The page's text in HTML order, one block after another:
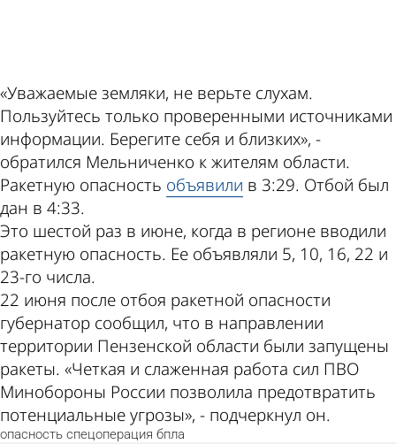
«Уважаемые земляки, не верьте слухам.
Пользуйтесь только проверенными источниками
информации. Берегите себя и близких», -
обратился Мельниченко к жителям области.
Ракетную опасность объявили в 3:29. Отбой был
дан в 4:33.
Это шестой раз в июне, когда в регионе вводили
ракетную опасность. Ее объявляли 5, 10, 16, 22 и
23-го числа.
22 июня после отбоя ракетной опасности
губернатор сообщил, что в направлении
территории Пензенской области были запущены
ракеты. «Четкая и слаженная работа сил ПВО
Минобороны России позволила предотвратить
потенциальные угрозы», - подчеркнул он.
опасность спецоперация бпла